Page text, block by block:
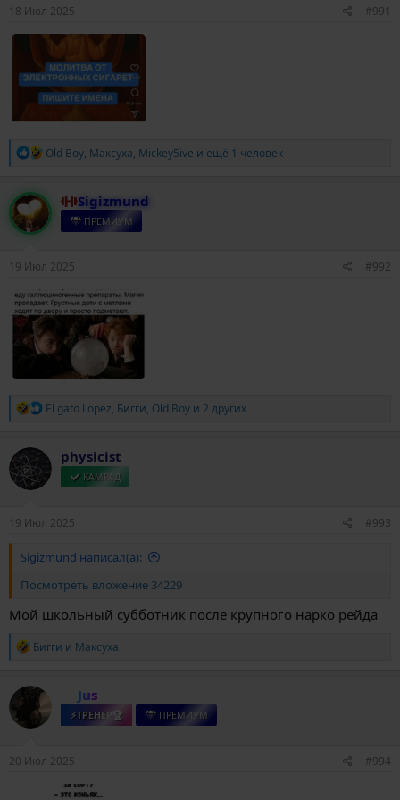
18 Июл 2025 #991
Р
к
ц
и
Old Boy, Максуха, Mickey5ive и ещё 1 человек
Sigizmund
ПРЕМИУМ
19 Июл 2025 #992
Р
к
и
El gato Lopez, Бигги, Old Boy и 2 других
physicist
КАМРАД
19 Июл 2025 #993
Sigizmund написал(а):
Посмотреть вложение 34229
Мой школьный субботник после крупного нарко рейда
Р
к
и
и
Бигги и Максуха
Jus
⚡ТРЕНЕР🏆 ПРЕМИУМ
20 Июл 2025 #994